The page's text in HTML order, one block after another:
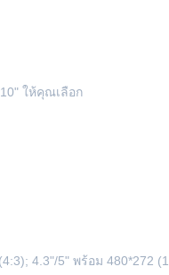
ให้คุณเลือก
4.3"/5" พร้อม 480*272